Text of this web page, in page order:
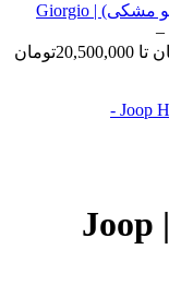
عطر جورجیو آرمانی آکوا دی جیو پرفومو (جیو مشکی) | Giorgio
–
عطر جوپ هوم قرمز | Joop